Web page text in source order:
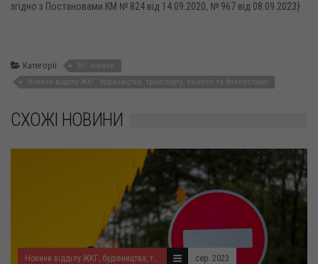
згідно з Постановами КМ № 824 від 14.09.2020, № 967 від 08.09.2023}
Категорії
Всі новини
Новини відділу ЖКГ, будівництва, транспорту, екології та благоустрою
СХОЖІ НОВИНИ
Новини відділу ЖКГ, будівництва, транспорту, екології та благоустрою сер. 2023